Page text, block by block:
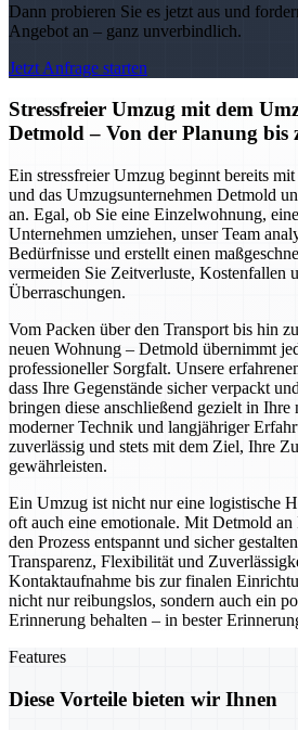
Dann probieren Sie es jetzt aus und
Angebot an – ganz unverbindlich.
Jetzt Anfrage starten
Stressfreier Umzug mit dem
Detmold – Von der Planung
Ein stressfreier Umzug beginnt bereits
und das Umzugsunternehmen Detmold
an. Egal, ob Sie eine Einzelwohnung,
Unternehmen umziehen, unser Team
Bedürfnisse und erstellt einen
vermeiden Sie Zeitverluste, Kostenfallen
Überraschungen.
Vom Packen über den Transport bis hin
neuen Wohnung – Detmold übernimmt
professioneller Sorgfalt. Unsere
dass Ihre Gegenstände sicher verpackt
bringen diese anschließend gezielt in Ihre
moderner Technik und langjähriger
zuverlässig und stets mit dem Ziel, Ihre
gewährleisten.
Ein Umzug ist nicht nur eine logistische
oft auch eine emotionale. Mit Detmold an
den Prozess entspannt und sicher
Transparenz, Flexibilität und
Kontaktaufnahme bis zur finalen
nicht nur reibungslos, sondern auch ein
Erinnerung behalten – in bester
Features
Diese Vorteile bieten wir Ihnen